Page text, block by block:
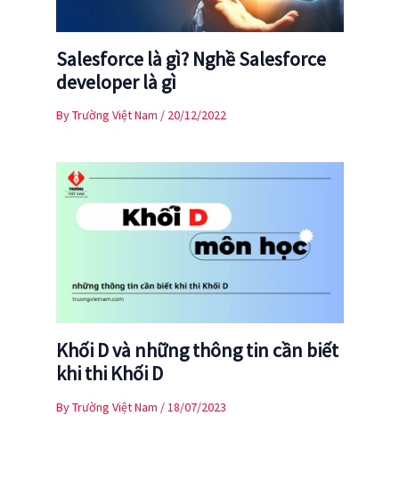
Salesforce là gì? Nghề Salesforce
developer là gì
ByTrường Việt Nam / 20/12/2022
Khối D và những thông tin cần biết
khi thi Khối D
ByTrường Việt Nam /18/07/2023